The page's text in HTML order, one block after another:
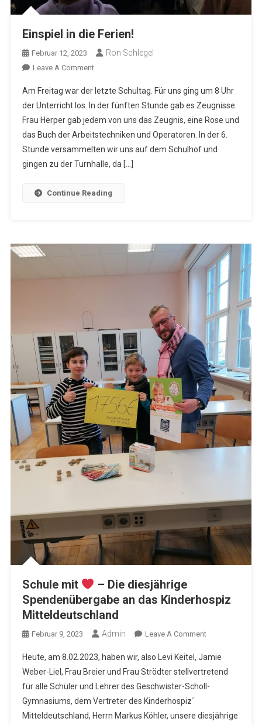
Einspiel in die Ferien!
Februar 12, 2023 Ron Schlegel
Leave A CommentOn
In
Die
Ferien!
Am Freitag war der letzte Schultag. Für uns ging um 8 Uhr
der Unterricht los. In der fünften Stunde gab es Zeugnisse.
Frau Herper gab jedem von uns das Zeugnis, eine Rose und
das Buch der Arbeitstechniken und Operatoren. In der 6.
Stunde versammelten wir uns auf dem Schulhof und
gingen zu der Turnhalle, da […]
Continue Reading
Schule mit
– Die diesjährige
Spendenübergabe an das Kinderhospiz
Mitteldeutschland
Februar 9, 2023 Admin Leave A CommentOn
Mit
–
Diesjährige
Heute, am 8.02.2023, haben wir, also Levi Keitel, Jamie
Weber-Liel, Frau Breier und Frau Strödter stellvertretend
für alle Schüler und Lehrer des Geschwister-Scholl-
Gymnasiums, dem Vertreter des Kinderhospiz´
Mitteldeutschland, Herrn Markus Köhler, unsere diesjährige